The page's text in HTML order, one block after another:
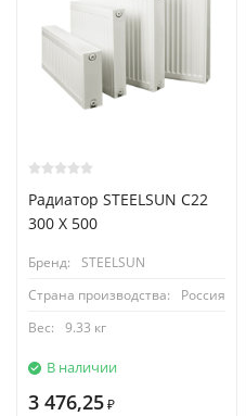
Радиатор STEELSUN С22
300 X 500
Бренд:
STEELSUN
Страна производства:
Россия
Вес:
9.33 кг
В наличии
3 476,25 ₽